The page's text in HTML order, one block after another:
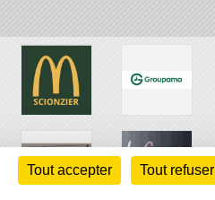
Tout accepter Tout refuser